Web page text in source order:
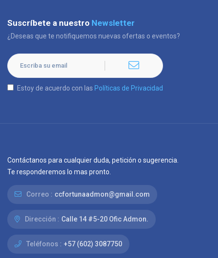
Suscríbete a nuestro Newsletter
¿Deseas que te notifiquemos nuevas ofertas o eventos?
Estoy de acuerdo con las Políticas de Privacidad
Contáctanos para cualquier duda, petición o sugerencia.
Te responderemos lo mas pronto.
Correo : ccfortunaadmon@gmail.com
Dirección : Calle 14 #5-20 Ofic Admon.
Teléfonos : +57 (602) 3087750